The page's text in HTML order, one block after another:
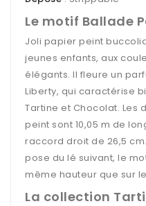
Le motif Ballade
Joli papier peint
jeunes enfants, aux
élégants. Il fleure un
Liberty, qui caractérise
Tartine et Chocolat. Les
peint sont 10,05 m de
raccord droit de 26,5
pose du lé suivant, le
même hauteur que sur
La collection